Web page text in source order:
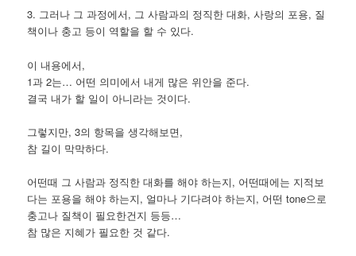
3. 그러나 그 과정에서, 그 사람과의 정직한 대화, 사랑의 포용, 질
책이나 충고 등이 역할을 할 수 있다.
이 내용에서,
1과 2는… 어떤 의미에서 내게 많은 위안을 준다.
결국 내가 할 일이 아니라는 것이다.
그렇지만, 3의 항목을 생각해보면,
참 길이 막막하다.
어떤때 그 사람과 정직한 대화를 해야 하는지, 어떤때에는 지적보
다는 포용을 해야 하는지, 얼마나 기다려야 하는지, 어떤 tone으로
충고나 질책이 필요한건지 등등…
참 많은 지혜가 필요한 것 같다.